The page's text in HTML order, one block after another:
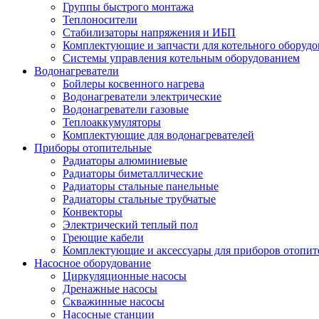
Группы быстрого монтажа
Теплоносители
Стабилизаторы напряжения и ИБП
Комплектующие и запчасти для котельного
Системы управления котельным оборудованием
Водонагреватели
Бойлеры косвенного нагрева
Водонагреватели электрические
Водонагреватели газовые
Теплоаккумуляторы
Комплектующие для водонагревателей
Приборы отопительные
Радиаторы алюминиевые
Радиаторы биметаллические
Радиаторы стальные панельные
Радиаторы стальные трубчатые
Конвекторы
Электрический теплый пол
Греющие кабели
Комплектующие и аксессуары для приборов
Насосное оборудование
Циркуляционные насосы
Дренажные насосы
Скважинные насосы
Насосные станции